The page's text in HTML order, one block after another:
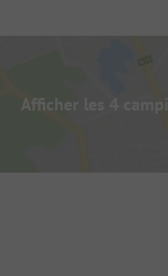
Afficher les 4